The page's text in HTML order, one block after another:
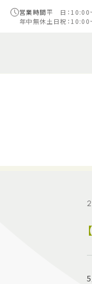
営業時間平 日：
年中無休土日祝：